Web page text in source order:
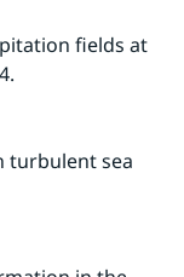
fields at
turbulent sea